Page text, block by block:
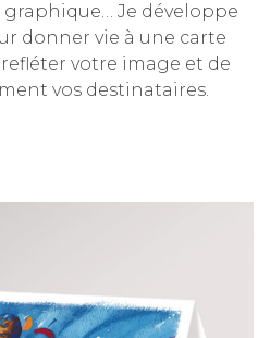
Je développe
donner vie à une carte
votre image et de
vos destinataires.